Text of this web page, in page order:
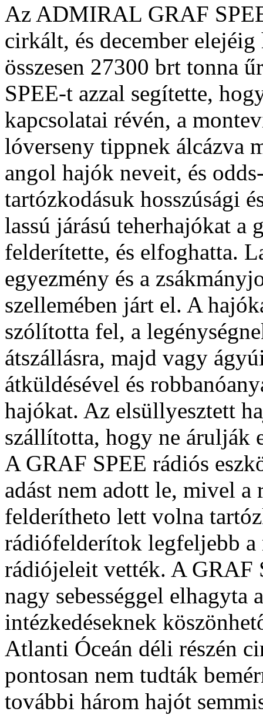
Az ADMIRAL GRAF
cirkált, és december
összesen 27300 brt tonna
SPEE-t azzal segítette,
kapcsolatai révén, a
lóverseny tippnek álcázva
angol hajók neveit, és
tartózkodásuk hosszúsági
lassú járású teherhajókat a
felderítette, és elfoghatta.
egyezmény és a
szellemében járt el. A
szólította fel, a
átszállásra, majd vagy
átküldésével és
hajókat. Az elsüllyesztett
szállította, hogy ne árulják
A GRAF SPEE rádiós
adást nem adott le, mivel a
felderítheto lett volna
rádiófelderítok legfeljebb
rádiójeleit vették. A GRAF
nagy sebességgel elhagyta
intézkedéseknek
Atlanti Óceán déli részén
pontosan nem tudták
további három hajót